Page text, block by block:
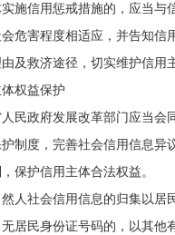
施信用惩戒措施的，应当与
危害程度相适应，并告知信
及救济途径，切实维护信用
权益保护
民政府发展改革部门应当会
制度，完善社会信用信息异
保护信用主体合法权益。
人社会信用信息的归集以居
居民身份证号码的，以其他